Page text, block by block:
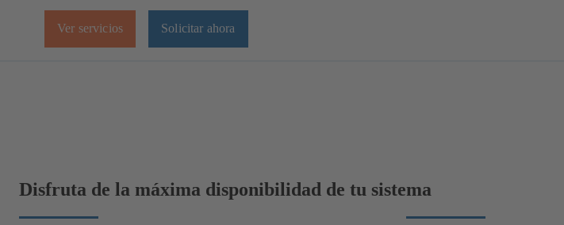
Ver servicios Solicitar ahora
Disfruta de la máxima disponibilidad de tu sistema